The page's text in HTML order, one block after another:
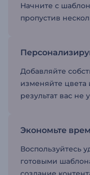
Начните с
пропустив
Добавляйте
изменяйте цвета
результат вас не
Экономьте
Воспользуйтесь
готовыми